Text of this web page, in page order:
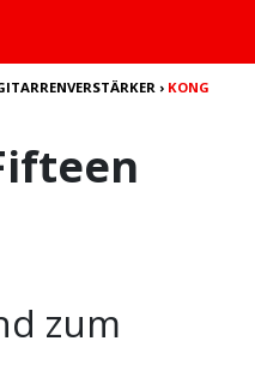
› KONG
zum